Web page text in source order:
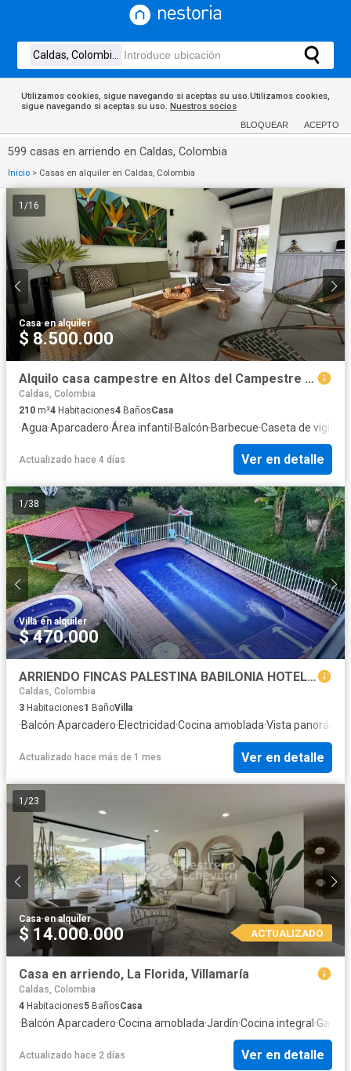
Utilizamos cookies, sigue navegando si aceptas su uso.Utilizamos cookies,
sigue navegando si aceptas su uso. Nuestros socios
BLOQUEAR ACEPTO
599 casas en arriendo en Caldas, Colombia
Inicio > Casas en alquiler en Caldas, Colombia
1 /16
Casa·en alquiler
$ 8.500.000
Alquilo casa campestre en Altos del Campestre en un solo nivel, Manizales
Caldas, Colombia
210 m²4 Habitaciones4 BañosCasa
·Agua·Aparcadero·Área infantil ·Balcón·Barbecue·Caseta de
Actualizado hace 4 días Ver en detalle
1 /38
Villa·en alquiler
$ 470.000
ARRIENDO FINCAS PALESTINA BABILONIA HOTEL CAMPESTRE
Caldas, Colombia
3 Habitaciones1 BañoVilla
·Balcón·Aparcadero·Electricidad·Cocina amoblada·Vista
Actualizado hace más de 1 mes Ver en detalle
1 /23
Casa·en alquiler
$ 14.000.000 ACTUALIZADO
Casa en arriendo, La Florida, Villamaría
Caldas, Colombia
4 Habitaciones5 BañosCasa
·Balcón·Aparcadero·Cocina amoblada·Jardín·Cocina integral ·Gas
Actualizado hace 2 días Ver en detalle